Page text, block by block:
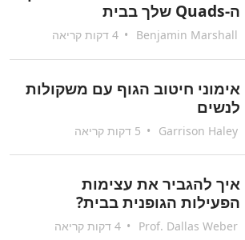
ה-Quads שלך בבית
Benjamin Marshall
•
אימוני חיטוב הגוף עם משקולות
לנשים
Garrison Haley
•
איך להגביר את עצימות
הפעילות הגופנית בבית?
Prof. Dallas Weber
•